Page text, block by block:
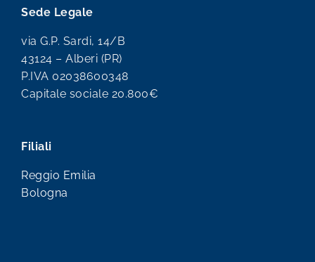
Sede Legale
via G.P. Sardi, 14/B
43124 – Alberi (PR)
P.IVA 02038600348
Capitale sociale 20.800€
Filiali
Reggio Emilia
Bologna